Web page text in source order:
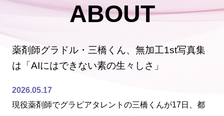
ABOUT
薬剤師グラドル・三橋くん、無加工1st写真集
は「AIにはできない素の生々しさ」
2026.05.17
現役薬剤師でグラビアタレントの三橋くんが17日、都